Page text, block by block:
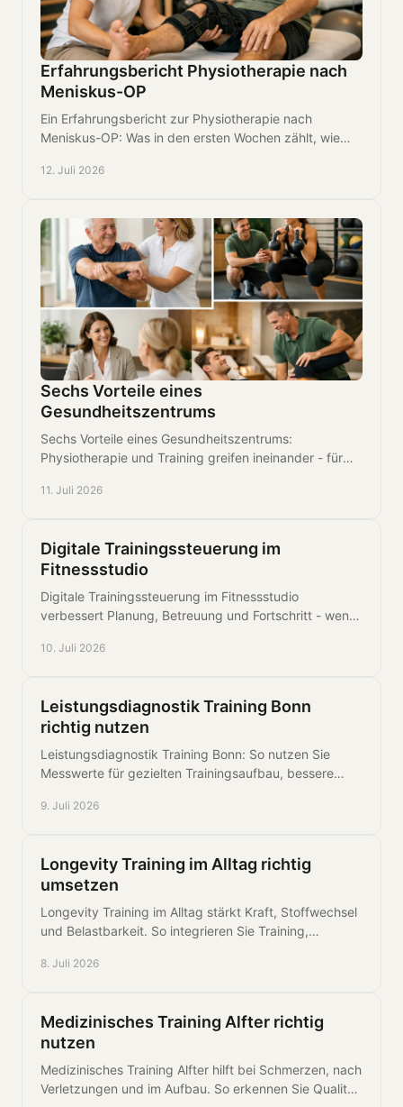
Erfahrungsbericht Physiotherapie nach
Meniskus-OP
Ein Erfahrungsbericht zur Physiotherapie nach
Meniskus-OP: Was in den ersten Wochen zählt, wie
wichtig sind.
12. Juli 2026
Sechs Vorteile eines
Gesundheitszentrums
Sechs Vorteile eines Gesundheitszentrums:
Physiotherapie und Training greifen ineinander - für
Fortschritt
11. Juli 2026
Digitale Trainingssteuerung im
Fitnessstudio
Digitale Trainingssteuerung im Fitnessstudio
verbessert Planung, Betreuung und Fortschritt - wenn
10. Juli 2026
Leistungsdiagnostik Training Bonn
richtig nutzen
Leistungsdiagnostik Training Bonn: So nutzen Sie
Messwerte für gezielten Trainingsaufbau, bessere
9. Juli 2026
Longevity Training im Alltag richtig
umsetzen
Longevity Training im Alltag stärkt Kraft, Stoffwechsel
und Belastbarkeit. So integrieren Sie Training,
8. Juli 2026
Medizinisches Training Alfter richtig
nutzen
Medizinisches Training Alfter hilft bei Schmerzen, nach
Verletzungen und im Aufbau. So erkennen Sie Qualität,